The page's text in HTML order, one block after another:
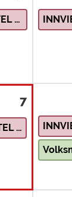
INNVIERTEL – Natur & Landschaft
7
INNVIERTEL – Natur & Landschaft